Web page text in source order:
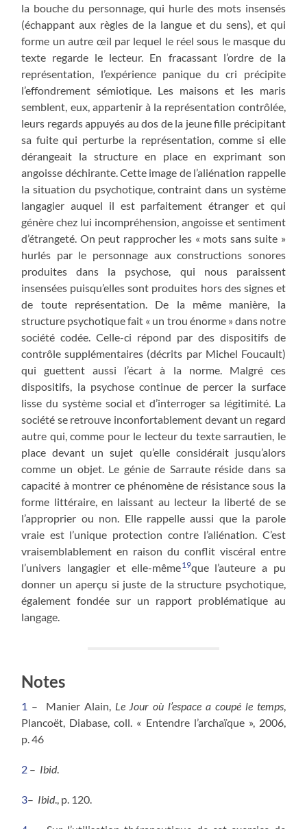
la bouche du personnage, qui hurle des mots insensés
(échappant aux règles de la langue et du sens), et qui
forme un autre œil par lequel le réel sous le masque du
texte regarde le lecteur. En fracassant l’ordre de la
représentation, l’expérience panique du cri précipite
l’effondrement sémiotique. Les maisons et les maris
semblent, eux, appartenir à la représentation contrôlée,
leurs regards appuyés au dos de la jeune fille précipitant
sa fuite qui perturbe la représentation, comme si elle
dérangeait la structure en place en exprimant son
angoisse déchirante. Cette image de l’aliénation rappelle
la situation du psychotique, contraint dans un système
langagier auquel il est parfaitement étranger et qui
génère chez lui incompréhension, angoisse et sentiment
d’étrangeté. On peut rapprocher les « mots sans suite »
hurlés par le personnage aux constructions sonores
produites dans la psychose, qui nous paraissent
insensées puisqu’elles sont produites hors des signes et
de toute représentation. De la même manière, la
structure psychotique fait « un trou énorme » dans notre
société codée. Celle-ci répond par des dispositifs de
contrôle supplémentaires (décrits par Michel Foucault)
qui guettent aussi l’écart à la norme. Malgré ces
dispositifs, la psychose continue de percer la surface
lisse du système social et d’interroger sa légitimité. La
société se retrouve inconfortablement devant un regard
autre qui, comme pour le lecteur du texte sarrautien, le
place devant un sujet qu’elle considérait jusqu’alors
comme un objet. Le génie de Sarraute réside dans sa
capacité à montrer ce phénomène de résistance sous la
forme littéraire, en laissant au lecteur la liberté de se
l’approprier ou non. Elle rappelle aussi que la parole
vraie est l’unique protection contre l’aliénation. C’est
vraisemblablement en raison du conflit viscéral entre
l’univers langagier et elle-même19que l’auteure a pu
donner un aperçu si juste de la structure psychotique,
également fondée sur un rapport problématique au
langage.
Notes
1 – Manier Alain, Le Jour où l’espace a coupé le temps,
Plancoët, Diabase, coll. « Entendre l’archaïque », 2006,
p. 46
2 – Ibid.
3– Ibid., p. 120.